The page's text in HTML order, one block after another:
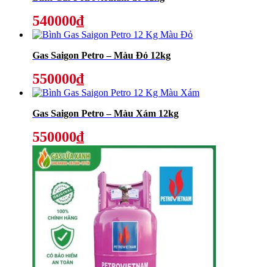
540000₫
Gas Saigon Petro – Màu Đỏ 12kg
550000₫
Gas Saigon Petro – Màu Xám 12kg
550000₫